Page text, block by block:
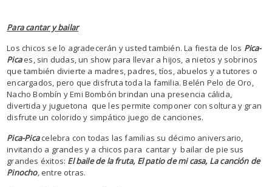
Para cantar y bailar
Los chicos se lo agradecerán y usted también. La fiesta de los Pica-
Picaes, sin dudas, un show para llevar a hijos, a nietos y sobrinos
que también divierte a madres, padres, tíos, abuelos y a tutores o
encargados, pero que disfruta toda la familia. Belén Pelo de Oro,
Nacho Bombín y Emi Bombón brindan una presencia cálida,
divertida y juguetona que les permite componer con soltura y gran
disfrute un colorido y simpático juego de canciones.
Pica-Picacelebra con todas las familias su décimo aniversario,
invitando a grandes y a chicos para cantar y bailar de pie sus
grandes éxitos: El baile de la fruta, El patio de mi casa, La canción de
Pinocho,entre otras.